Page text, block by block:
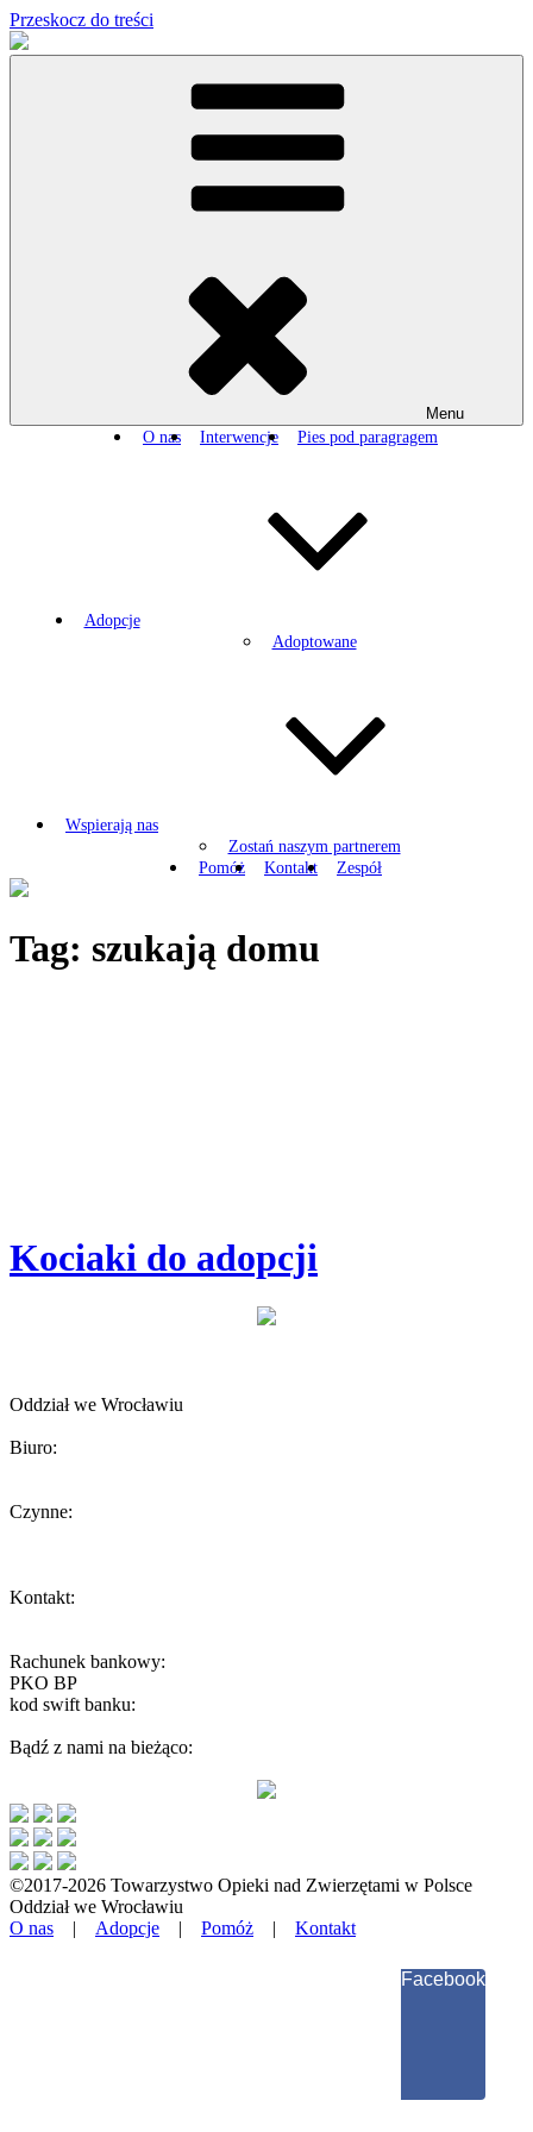
Przeskocz do treści
Menu
O nas
Interwencje Pies pod paragragem
Adopcje
Adoptowane
Wspierają nas
Zostań naszym partnerem
Pomóż
Kontakt Zespół
Tag: szukają domu
Kociaki do adopcji
Oddział we Wrocławiu
Biuro:
Czynne:
Kontakt:
Rachunek bankowy:
PKO BP
kod swift banku:
Bądź z nami na bieżąco:
©2017-2026 Towarzystwo Opieki nad Zwierzętami w Polsce
Oddział we Wrocławiu
O nas | Adopcje | Pomóż | Kontakt
Facebook